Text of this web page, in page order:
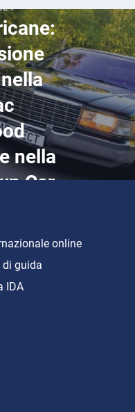
nella
Car
online
di guida
IDA